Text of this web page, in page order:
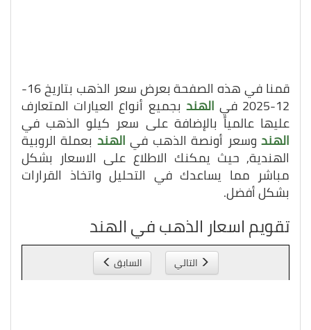
قمنا في هذه الصفحة بعرض سعر الذهب بتاريخ 16-
12-2025 في الهند بجميع أنواع العيارات المتعارف
عليها عالمياً بالإضافة على سعر كيلو الذهب في
الهندوسعر أونصة الذهب في الهند بعملة الروبية
الهندية, حيث يمكنك الاطلاع على الاسعار بشكل
مباشر مما يساعدك في التحليل واتخاذ القرارات
بشكل أفضل.
تقويم اسعار الذهب في الهند
التالي السابق